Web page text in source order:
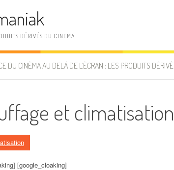
DÉRIVÉS DU CINEMA
DU CINÉMA AU DELÀ DE L’ÉCRAN : LES PRODUITS
et climatisation
[google_cloaking]